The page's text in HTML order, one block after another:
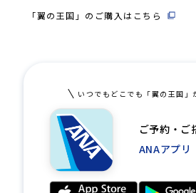
「翼の王国」のご購入はこちら
いつでもどこでも「翼の王国」
ご予約・ご
ANAアプリ